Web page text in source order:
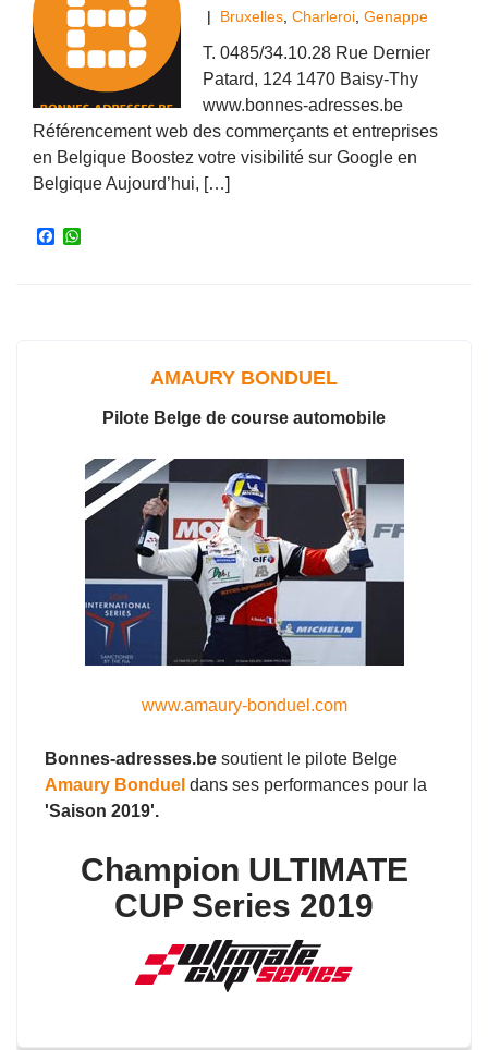
| Bruxelles, Charleroi, Genappe
T. 0485/34.10.28 Rue Dernier
Patard, 124 1470 Baisy-Thy
www.bonnes-adresses.be
Référencement web des commerçants et entreprises
en Belgique Boostez votre visibilité sur Google en
Belgique Aujourd’hui, […]
F
AMAURY BONDUEL
Pilote Belge de course automobile
www.amaury-bonduel.com
Bonnes-adresses.be soutient le pilote Belge
Amaury Bonduel dans ses performances pour la
'Saison 2019'.
Champion ULTIMATE
CUP Series 2019